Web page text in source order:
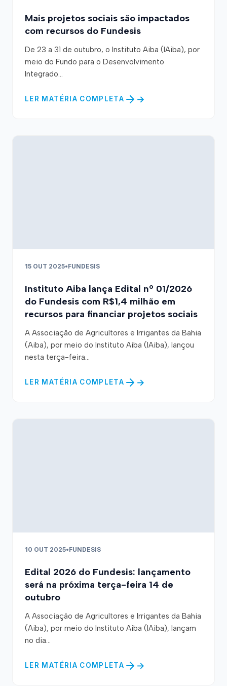
Mais projetos sociais são impactados
com recursos do Fundesis
De 23 a 31 de outubro, o Instituto Aiba (IAiba), por
meio do Fundo para o Desenvolvimento
Integrado...
LER MATÉRIA COMPLETA
15 OUT 2025•FUNDESIS
Instituto Aiba lança Edital nº 01/2026
do Fundesis com R$1,4 milhão em
recursos para financiar projetos sociais
A Associação de Agricultores e Irrigantes da Bahia
(Aiba), por meio do Instituto Aiba (IAiba), lançou
nesta terça-feira...
LER MATÉRIA COMPLETA
10 OUT 2025•FUNDESIS
Edital 2026 do Fundesis: lançamento
será na próxima terça-feira 14 de
outubro
A Associação de Agricultores e Irrigantes da Bahia
(Aiba), por meio do Instituto Aiba (IAiba), lançam
no dia...
LER MATÉRIA COMPLETA